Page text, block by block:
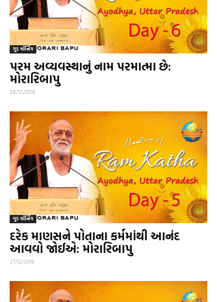
ગુડ મૉર્નિંગ
પરમ અવ્યવસ્થાનું નામ પરમાત્મા છે:
મોરારિબાપુ
28/12/2018
ગુડ મૉર્નિંગ
દરેક માણસને પોતાના કર્મમાંથી આનંદ
આવવો જોઈએ: મોરારિબાપુ
27/12/2018